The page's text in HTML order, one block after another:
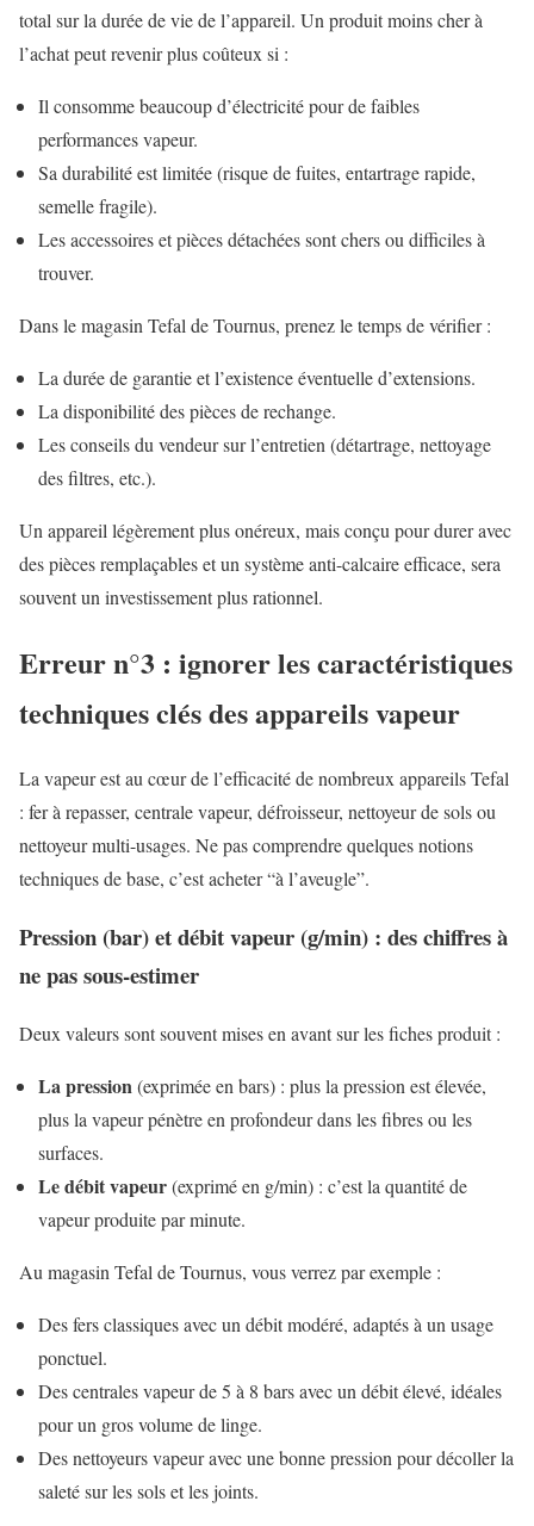
total sur la durée de vie de l’appareil. Un produit moins cher à
l’achat peut revenir plus coûteux si :
Il consomme beaucoup d’électricité pour de faibles
performances vapeur.
Sa durabilité est limitée (risque de fuites, entartrage rapide,
semelle fragile).
Les accessoires et pièces détachées sont chers ou difficiles à
trouver.
Dans le magasin Tefal de Tournus, prenez le temps de vérifier :
La durée de garantie et l’existence éventuelle d’extensions.
La disponibilité des pièces de rechange.
Les conseils du vendeur sur l’entretien (détartrage, nettoyage
des filtres, etc.).
Un appareil légèrement plus onéreux, mais conçu pour durer avec
des pièces remplaçables et un système anti-calcaire efficace, sera
souvent un investissement plus rationnel.
Erreur n°3 : ignorer les caractéristiques
techniques clés des appareils vapeur
La vapeur est au cœur de l’efficacité de nombreux appareils Tefal
: fer à repasser, centrale vapeur, défroisseur, nettoyeur de sols ou
nettoyeur multi-usages. Ne pas comprendre quelques notions
techniques de base, c’est acheter “à l’aveugle”.
Pression (bar) et débit vapeur (g/min) : des chiffres à
ne pas sous-estimer
Deux valeurs sont souvent mises en avant sur les fiches produit :
La pression(exprimée en bars) : plus la pression est élevée,
plus la vapeur pénètre en profondeur dans les fibres ou les
surfaces.
Le débit vapeur(exprimé en g/min) : c’est la quantité de
vapeur produite par minute.
Au magasin Tefal de Tournus, vous verrez par exemple :
Des fers classiques avec un débit modéré, adaptés à un usage
ponctuel.
Des centrales vapeur de 5 à 8 bars avec un débit élevé, idéales
pour un gros volume de linge.
Des nettoyeurs vapeur avec une bonne pression pour décoller la
saleté sur les sols et les joints.